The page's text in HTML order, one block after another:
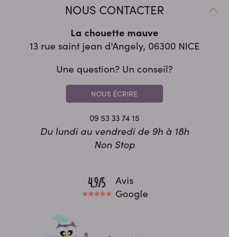
NOUS CONTACTER
La chouette mauve
13 rue saint jean d'Angely, 06300 NICE
Une question? Un conseil?
NOUS ÉCRIRE
09 53 33 74 15
Du lundi au vendredi de 9h à 18h
Non Stop
Avis
Google